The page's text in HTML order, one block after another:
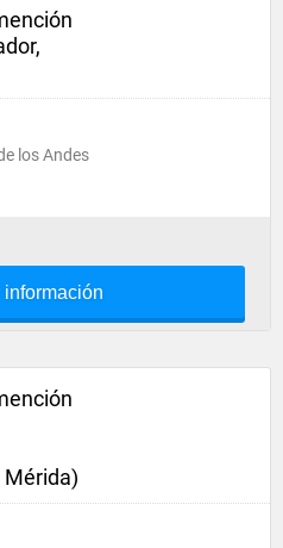
los Andes
Mérida)